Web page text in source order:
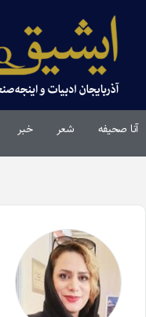
آنا صحیفه شعر خبر